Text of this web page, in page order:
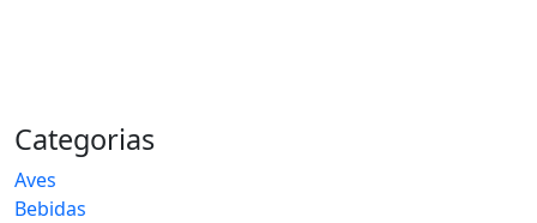
Categorias
Aves
Bebidas